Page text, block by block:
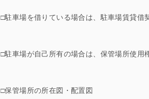
□駐車場を借りている場合は、駐車場賃貸借
□駐車場が自己所有の場合は、保管場所使用
□保管場所の所在図・配置図